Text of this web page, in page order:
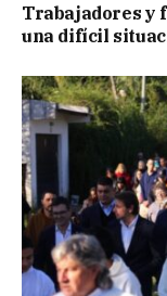
Trabajadores y
una difícil